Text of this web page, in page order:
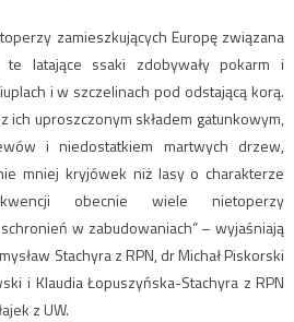
zamieszkujących Europę związana
latające ssaki zdobywały pokarm i
i w szczelinach pod odstającą korą.
ich uproszczonym składem gatunkowym,
i niedostatkiem martwych drzew,
mniej kryjówek niż lasy o charakterze
obecnie wiele nietoperzy
w zabudowaniach” – wyjaśniają
Stachyra z RPN, dr Michał Piskorski
i Klaudia Łopuszyńska-Stachyra z RPN
z UW.